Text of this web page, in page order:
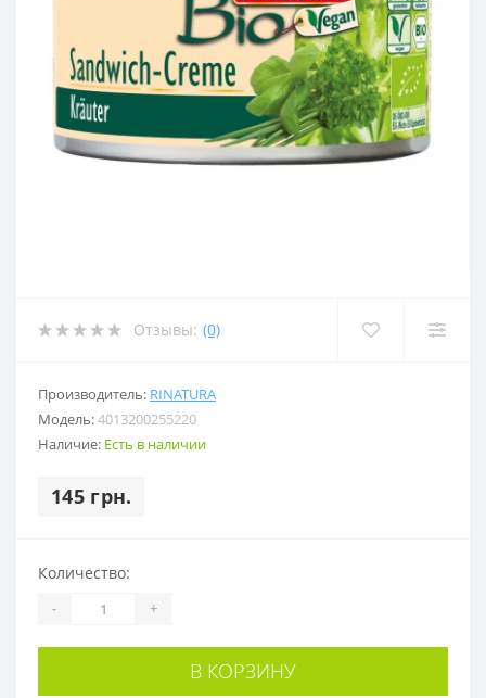
Отзывы: (0)
Производитель: RINATURA
Модель:4013200255220
Наличие: Есть в наличии
145 грн.
Количество:
- +
В КОРЗИНУ